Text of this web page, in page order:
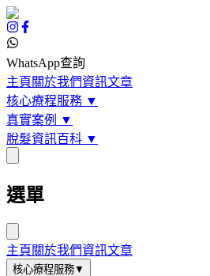
WhatsApp查詢
主頁 關於我們資訊文章
核心療程服務 ▼
真實案例
▼
脫髮資訊百科 ▼
選單
主頁 關於我們資訊文章
核心療程服務▼